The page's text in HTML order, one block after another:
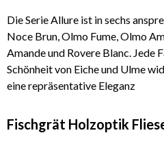
Die Serie Allure ist in sechs
Noce Brun, Olmo Fume, Olmo
Amande und Rovere Blanc. Jede
Schönheit von Eiche und Ulme
eine repräsentative Eleganz
Fischgrät Holzoptik